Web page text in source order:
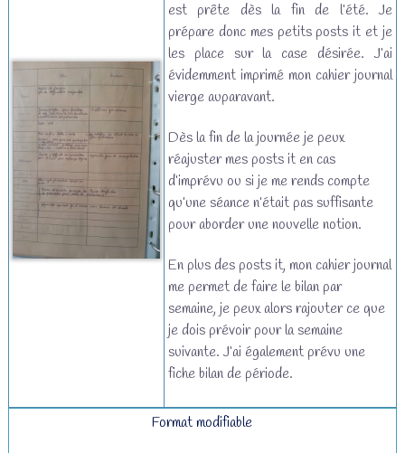
est prête dès la fin de l’été. Je
prépare donc mes petits posts it et je
les place sur la case désirée. J’ai
évidemment imprimé mon cahier journal
vierge auparavant.
Dès la fin de la journée je peux
réajuster mes posts it en cas
d’imprévu ou si je me rends compte
qu’une séance n’était pas suffisante
pour aborder une nouvelle notion.
En plus des posts it, mon cahier journal
me permet de faire le bilan par
semaine, je peux alors rajouter ce que
je dois prévoir pour la semaine
suivante. J’ai également prévu une
fiche bilan de période.
Format modifiable